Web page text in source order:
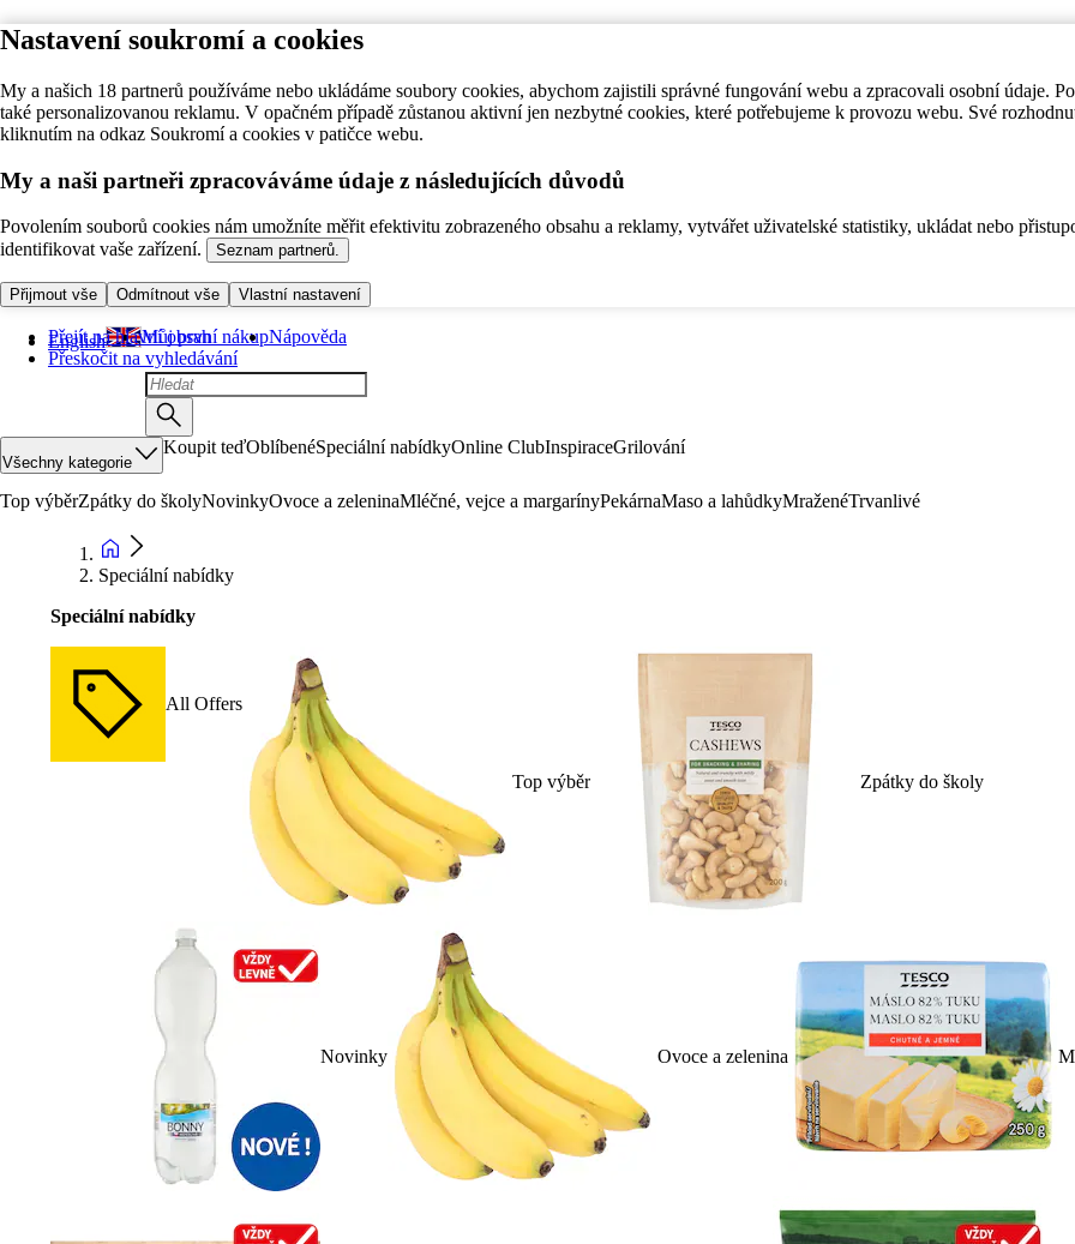
Nastavení soukromí a cookies
My a našich 18 partnerů používáme nebo ukládáme soubory cookies, abychom zajistili správné fungování webu a zpracovali osobní údaje.
také personalizovanou reklamu. V opačném případě zůstanou aktivní jen nezbytné cookies, které potřebujeme k provozu webu. Své
kliknutím na odkaz Soukromí a cookies v patičce webu.
My a naši partneři zpracováváme údaje z následujících důvodů
Povolením souborů cookies nám umožníte měřit efektivitu zobrazeného obsahu a reklamy, vytvářet uživatelské statistiky, ukládat nebo
identifikovat vaše zařízení.
Seznam partnerů.
Přijmout vše Odmítnout vše Vlastní nastavení
Přejít na hlavní obsah
Přeskočit na vyhledávání
English Můj první nákupNápověda
Všechny kategorie
Koupit teďOblíbenéSpeciální nabídkyOnline ClubInspiraceGrilování
Top výběrZpátky do školyNovinkyOvoce a zeleninaMléčné, vejce a margarínyPekárnaMaso a lahůdkyMraženéTrvanlivé
Speciální nabídky
Speciální nabídky
All Offers
Top výběr Zpátky do školy
Novinky Ovoce a zelenina